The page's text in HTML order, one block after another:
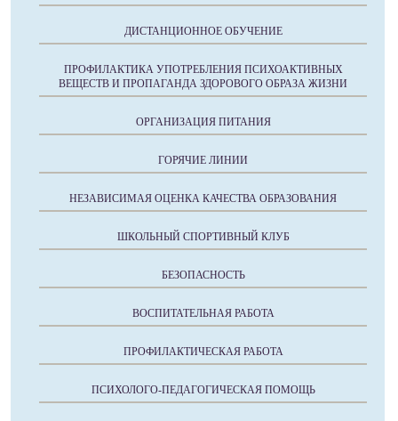
ДИСТАНЦИОННОЕ ОБУЧЕНИЕ
ПРОФИЛАКТИКА УПОТРЕБЛЕНИЯ ПСИХОАКТИВНЫХ
ВЕЩЕСТВ И ПРОПАГАНДА ЗДОРОВОГО ОБРАЗА ЖИЗНИ
ОРГАНИЗАЦИЯ ПИТАНИЯ
ГОРЯЧИЕ ЛИНИИ
НЕЗАВИСИМАЯ ОЦЕНКА КАЧЕСТВА ОБРАЗОВАНИЯ
ШКОЛЬНЫЙ СПОРТИВНЫЙ КЛУБ
БЕЗОПАСНОСТЬ
ВОСПИТАТЕЛЬНАЯ РАБОТА
ПРОФИЛАКТИЧЕСКАЯ РАБОТА
ПСИХОЛОГО-ПЕДАГОГИЧЕСКАЯ ПОМОЩЬ